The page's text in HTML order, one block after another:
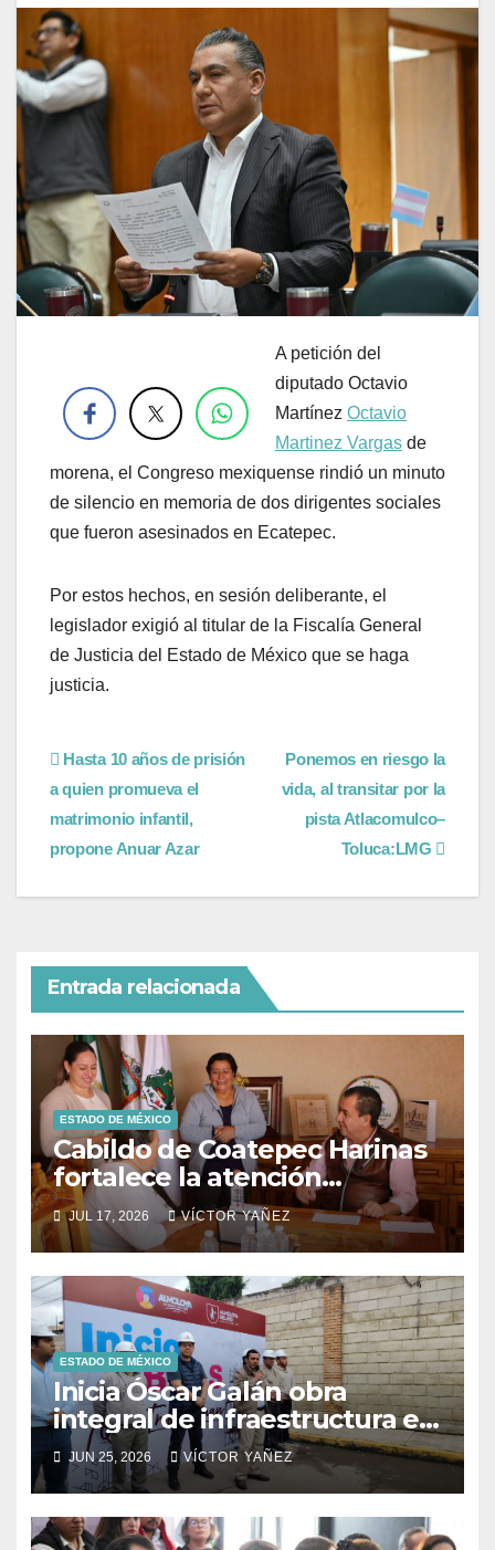
A petición del
diputado Octavio
Martínez Octavio
Martinez Vargas de
morena, el Congreso mexiquense rindió un minuto
de silencio en memoria de dos dirigentes sociales
que fueron asesinados en Ecatepec.
Por estos hechos, en sesión deliberante, el
legislador exigió al titular de la Fiscalía General
de Justicia del Estado de México que se haga
justicia.
Ponemos en riesgo la
vida, al transitar por la
pista Atlacomulco–
Toluca:LMG
Hasta 10 años de prisión
a quien promueva el
matrimonio infantil,
propone Anuar Azar
Entrada relacionada
ESTADO DE MÉXICO
Cabildo de Coatepec Harinas
fortalece la atención
ciudadana y la toma de
decisiones
JUL 17, 2026 VÍCTOR YAÑEZ
ESTADO DE MÉXICO
Inicia Óscar Galán obra
integral de infraestructura en
Prolongación León Guzmán
JUN 25, 2026 VÍCTOR YAÑEZ